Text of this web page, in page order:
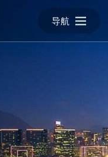
导航